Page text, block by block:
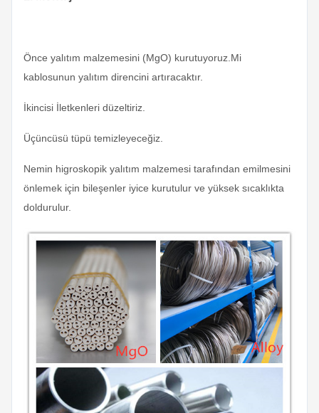
Önce yalıtım malzemesini (MgO) kurutuyoruz.Mi
kablosunun yalıtım direncini artıracaktır.
İkincisi İletkenleri düzeltiriz.
Üçüncüsü tüpü temizleyeceğiz.
Nemin higroskopik yalıtım malzemesi tarafından emilmesini
önlemek için bileşenler iyice kurutulur ve yüksek sıcaklıkta
doldurulur.